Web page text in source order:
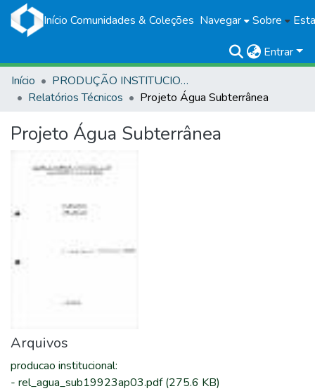
Início Comunidades & Coleções Navegar Sobre
Entrar
Início
PRODUÇÃO INSTITUCIONAL
Relatórios Técnicos
Projeto Água Subterrânea
Projeto Água Subterrânea
Arquivos
producao institucional:
- rel_agua_sub19923ap03.pdf(275.6 KB)